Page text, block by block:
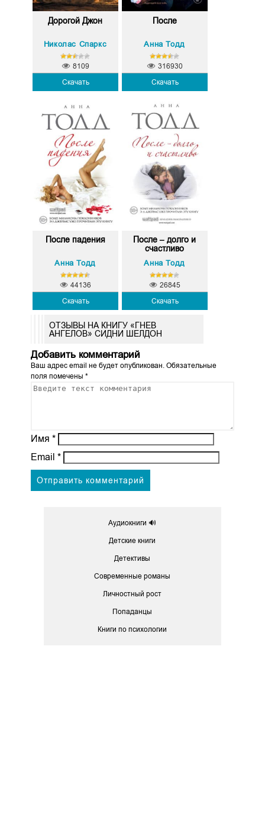
Дорогой Джон
Николас Спаркс
Скачать
8109
После
Анна Тодд
Скачать
316930
После падения
Анна Тодд
Скачать
44136
После – долго и
счастливо
Анна Тодд
Скачать
26845
ОТЗЫВЫ НА КНИГУ «ГНЕВ
АНГЕЛОВ» СИДНИ ШЕЛДОН
Добавить комментарий
Ваш адрес email не будет опубликован.Обязательные
поля помечены *
Имя *
Email *
Аудиокниги 🔊
Детские книги
Детективы
Современные романы
Личностный рост
Попаданцы
Книги по психологии